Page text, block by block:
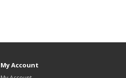
My Account